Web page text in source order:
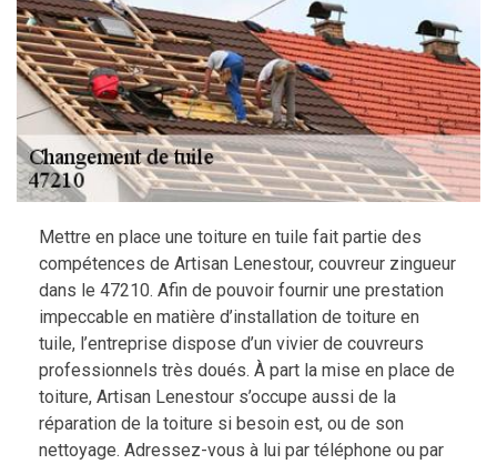
Mettre en place une toiture en tuile fait partie des
compétences de Artisan Lenestour, couvreur zingueur
dans le 47210. Afin de pouvoir fournir une prestation
impeccable en matière d’installation de toiture en
tuile, l’entreprise dispose d’un vivier de couvreurs
professionnels très doués. À part la mise en place de
toiture, Artisan Lenestour s’occupe aussi de la
réparation de la toiture si besoin est, ou de son
nettoyage. Adressez-vous à lui par téléphone ou par